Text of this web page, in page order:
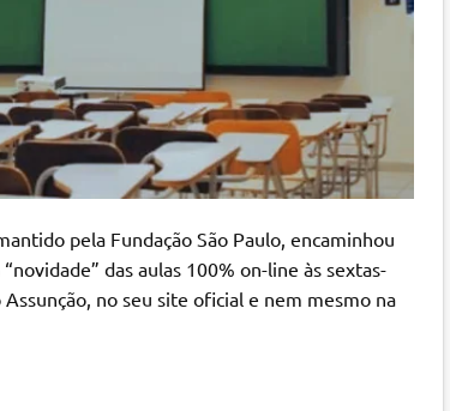
pela Fundação São Paulo, encaminhou
das aulas 100% on-line às sextas-
no seu site oficial e nem mesmo na